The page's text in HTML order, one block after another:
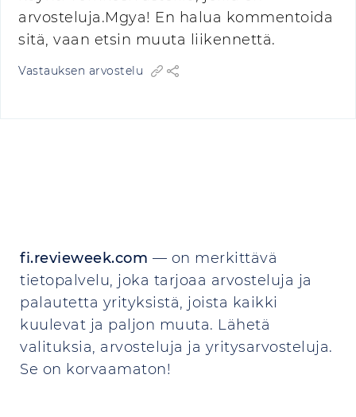
arvosteluja.Mgya! En halua kommentoida
sitä, vaan etsin muuta liikennettä.
Vastauksen arvostelu
fi.revieweek.com — on merkittävä
tietopalvelu, joka tarjoaa arvosteluja ja
palautetta yrityksistä, joista kaikki
kuulevat ja paljon muuta. Lähetä
valituksia, arvosteluja ja yritysarvosteluja.
Se on korvaamaton!